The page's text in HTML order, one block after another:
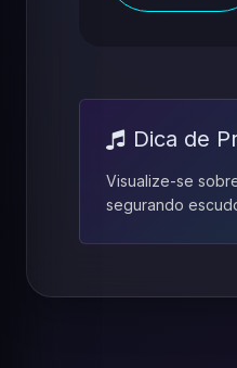
Dica de
Visualize-se
segurando